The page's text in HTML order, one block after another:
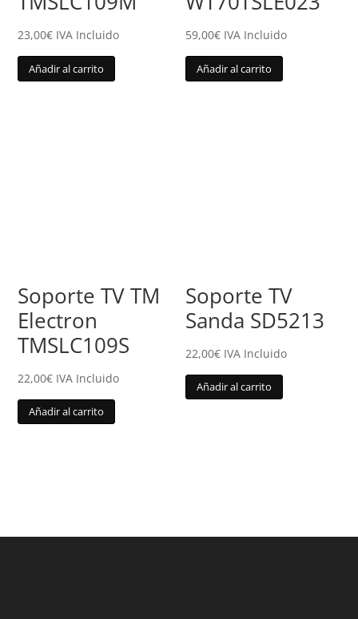
23,00€ IVA Incluido
Añadir al carrito
59,00€ IVA Incluido
Añadir al carrito
Soporte TV TM
Electron
TMSLC109S
22,00€ IVA Incluido
Añadir al carrito
Soporte TV
Sanda SD5213
22,00€ IVA Incluido
Añadir al carrito